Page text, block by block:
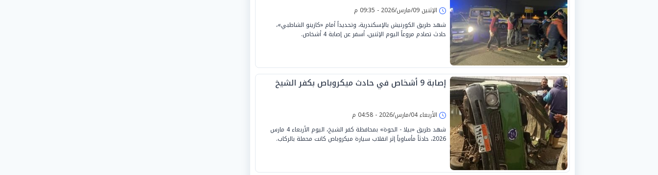
الإثنين 09/مارس/2026 - 09:35 م
شهد طريق الكورنيش بالإسكندرية، وتحديداً أمام «كازينو الشاطبي»،
حادث تصادم مروعاً اليوم الإثنين، أسفر عن إصابة 4 أشخاص.
إصابة 9 أشخاص في حادث ميكروباص بكفر الشيخ
الأربعاء 04/مارس/2026 - 04:58 م
شهد طريق «بيلا - الحوة» بمحافظة كفر الشيخ، اليوم الأربعاء 4 مارس
2026، حادثاً مأساوياً إثر انقلاب سيارة ميكروباص كانت محملة بالركاب.